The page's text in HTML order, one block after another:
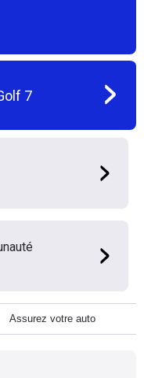
7
Assurez votre auto